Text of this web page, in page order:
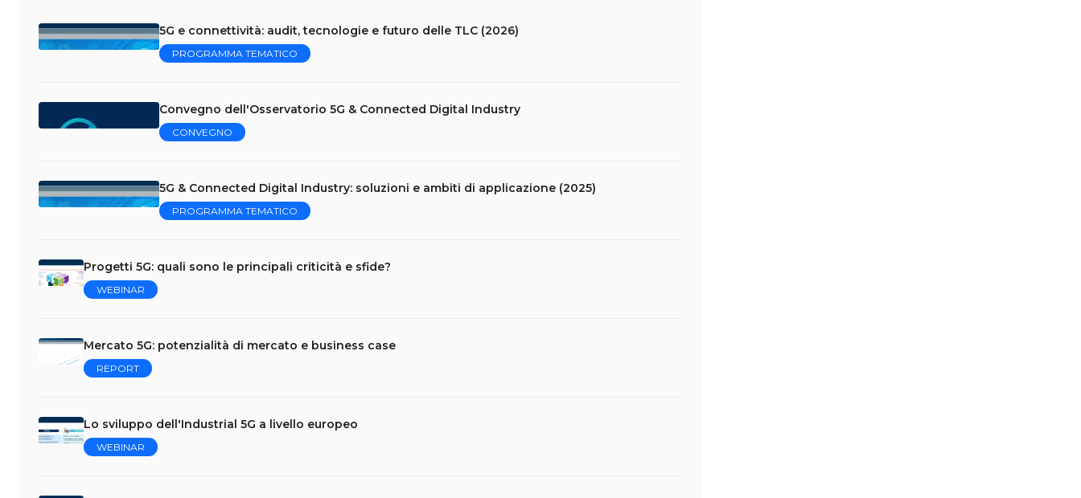
5G e connettività: audit, tecnologie e futuro delle TLC (2026)
PROGRAMMA TEMATICO
Convegno dell'Osservatorio 5G & Connected Digital Industry
CONVEGNO
5G & Connected Digital Industry: soluzioni e ambiti di applicazione (2025)
PROGRAMMA TEMATICO
Progetti 5G: quali sono le principali criticità e sfide?
WEBINAR
Mercato 5G: potenzialità di mercato e business case
REPORT
Lo sviluppo dell'Industrial 5G a livello europeo
WEBINAR